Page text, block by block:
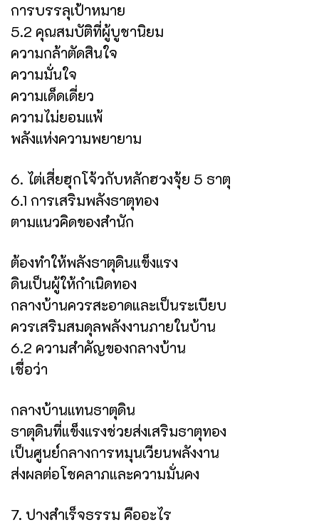
การบรรลุเป้าหมาย
5.2 คุณสมบัติที่ผู้บูชานิยม
ความกล้าตัดสินใจ
ความมั่นใจ
ความเด็ดเดี่ยว
ความไม่ยอมแพ้
พลังแห่งความพยายาม
6. ไต่เสี่ยฮุกโจ้วกับหลักฮวงจุ้ย 5 ธาตุ
6.1 การเสริมพลังธาตุทอง
ตามแนวคิดของสำนัก
ต้องทำให้พลังธาตุดินแข็งแรง
ดินเป็นผู้ให้กำเนิดทอง
กลางบ้านควรสะอาดและเป็นระเบียบ
ควรเสริมสมดุลพลังงานภายในบ้าน
6.2 ความสำคัญของกลางบ้าน
เชื่อว่า
กลางบ้านแทนธาตุดิน
ธาตุดินที่แข็งแรงช่วยส่งเสริมธาตุทอง
เป็นศูนย์กลางการหมุนเวียนพลังงาน
ส่งผลต่อโชคลาภและความมั่นคง
7. ปางสำเร็จธรรม คืออะไร